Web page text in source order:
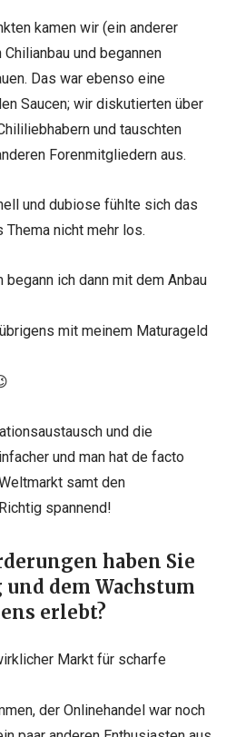
kamen wir (ein anderer
und begannen
Das war ebenso eine
Saucen; wir diskutierten über
und tauschten
Forenmitgliedern aus.
und dubiose fühlte sich das
Thema nicht mehr los.
ich dann mit dem Anbau
mit meinem Maturageld
und die
und man hat de facto
samt den
spannend!
haben Sie
dem Wachstum
erlebt?
Markt für scharfe
der Onlinehandel war noch